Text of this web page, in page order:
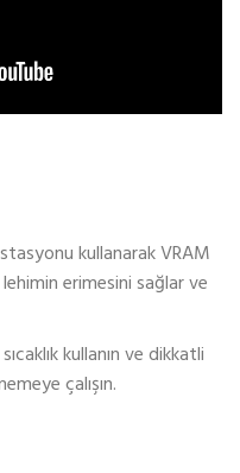
kullanarak VRAM
lehimin erimesini sağlar ve
kullanın ve dikkatli
çalışın.